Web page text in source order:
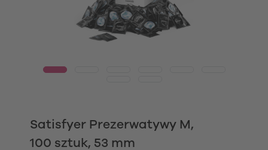
Satisfyer Prezerwatywy M,
100 sztuk, 53 mm